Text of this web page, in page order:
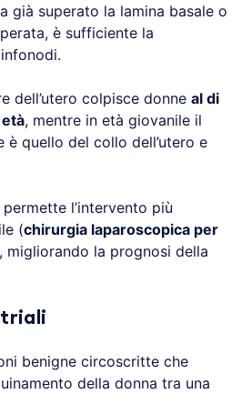
già superato la lamina basale o
è sufficiente la
dell’utero colpisce donne al di
, mentre in età giovanile il
è quello del collo dell’utero e
l’intervento più
(chirurgia laparoscopica per
migliorando la prognosi della
benigne circoscritte che
della donna tra una